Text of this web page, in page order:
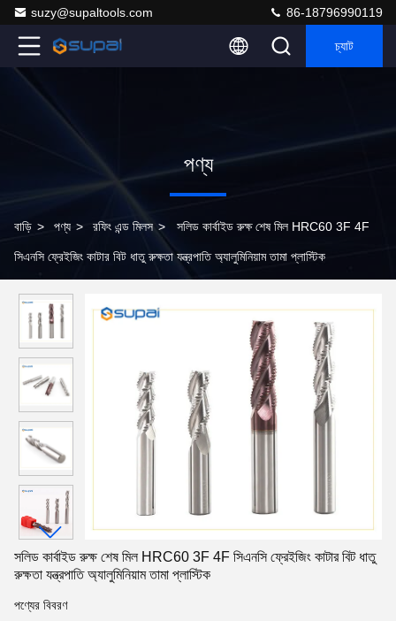
suzy@supaltools.com 86-18796990119
চ্যাট
পণ্য
বাড়ি > পণ্য > রফিং এন্ড মিলস > সলিড কার্বাইড রুক্ষ শেষ মিল HRC60 3F 4F
সিএনসি ফ্রেইজিং কাটার বিট ধাতু রুক্ষতা যন্ত্রপাতি অ্যালুমিনিয়াম তামা প্লাস্টিক
সলিড কার্বাইড রুক্ষ শেষ মিল HRC60 3F 4F সিএনসি ফ্রেইজিং কাটার বিট ধাতু
রুক্ষতা যন্ত্রপাতি অ্যালুমিনিয়াম তামা প্লাস্টিক
পণ্যের বিবরণ